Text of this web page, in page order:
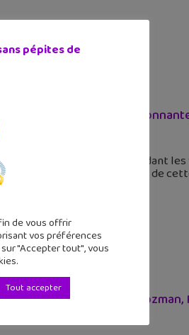
Micmaths, Science
de nouvelles choses pendant les
de la Belgique ! Les chaînes de
Balade Mentale, Dr
pépites de
de vous offrir
vos préférences
"Accepter tout", vous
Tout accepter